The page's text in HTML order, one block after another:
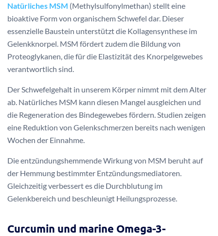
Natürliches MSM (Methylsulfonylmethan) stellt eine
bioaktive Form von organischem Schwefel dar. Dieser
essenzielle Baustein unterstützt die Kollagensynthese im
Gelenkknorpel. MSM fördert zudem die Bildung von
Proteoglykanen, die für die Elastizität des Knorpelgewebes
verantwortlich sind.
Der Schwefelgehalt in unserem Körper nimmt mit dem Alter
ab. Natürliches MSM kann diesen Mangel ausgleichen und
die Regeneration des Bindegewebes fördern. Studien zeigen
eine Reduktion von Gelenkschmerzen bereits nach wenigen
Wochen der Einnahme.
Die entzündungshemmende Wirkung von MSM beruht auf
der Hemmung bestimmter Entzündungsmediatoren.
Gleichzeitig verbessert es die Durchblutung im
Gelenkbereich und beschleunigt Heilungsprozesse.
Curcumin und marine Omega-3-